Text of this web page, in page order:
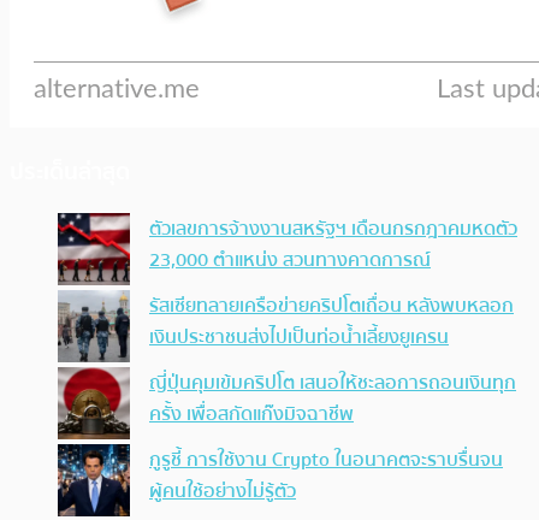
ตัวเลขการจ้างงานสหรัฐฯ เดือนกรกฎาคมหดตัว
23,000 ตำแหน่ง สวนทางคาดการณ์
รัสเซียทลายเครือข่ายคริปโตเถื่อน หลังพบหลอก
เงินประชาชนส่งไปเป็นท่อน้ำเลี้ยงยูเครน
ญี่ปุ่นคุมเข้มคริปโต เสนอให้ชะลอการถอนเงินทุก
ครั้ง เพื่อสกัดแก๊งมิจฉาชีพ
กูรูชี้ การใช้งาน Crypto ในอนาคตจะราบรื่นจน
ผู้คนใช้อย่างไม่รู้ตัว